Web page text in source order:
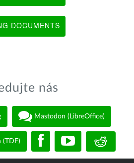
DOCUMENTS
nás
Mastodon (LibreOffice)
(TDF)